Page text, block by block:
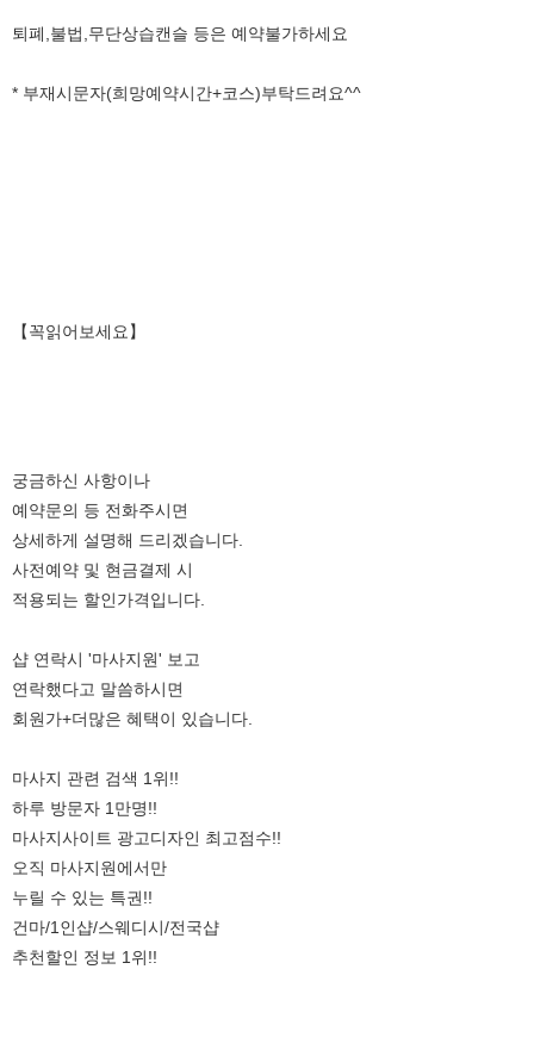
퇴폐,불법,무단상습캔슬 등은 예약불가하세요
* 부재시문자(희망예약시간+코스)부탁드려요^^
【꼭읽어보세요】
궁금하신 사항이나
예약문의 등 전화주시면
상세하게 설명해 드리겠습니다.
사전예약 및 현금결제 시
적용되는 할인가격입니다.
샵 연락시 '마사지원' 보고
연락했다고 말씀하시면
회원가+더많은 혜택이 있습니다.
마사지 관련 검색 1위!!
하루 방문자 1만명!!
마사지사이트 광고디자인 최고점수!!
오직 마사지원에서만
누릴 수 있는 특권!!
건마/1인샵/스웨디시/전국샵
추천할인 정보 1위!!